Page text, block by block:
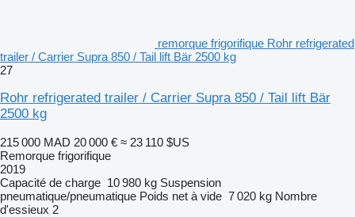
remorque frigorifique Rohr refrigerated
trailer / Carrier Supra 850 / Tail lift Bär 2500 kg
27
Rohr refrigerated trailer / Carrier Supra 850 / Tail lift Bär
2500 kg
215 000 MAD 20 000 € ≈ 23 110 $US
Remorque frigorifique
2019
Capacité de charge 10 980 kg Suspension
pneumatique/pneumatique Poids net à vide 7 020 kg Nombre
d'essieux 2